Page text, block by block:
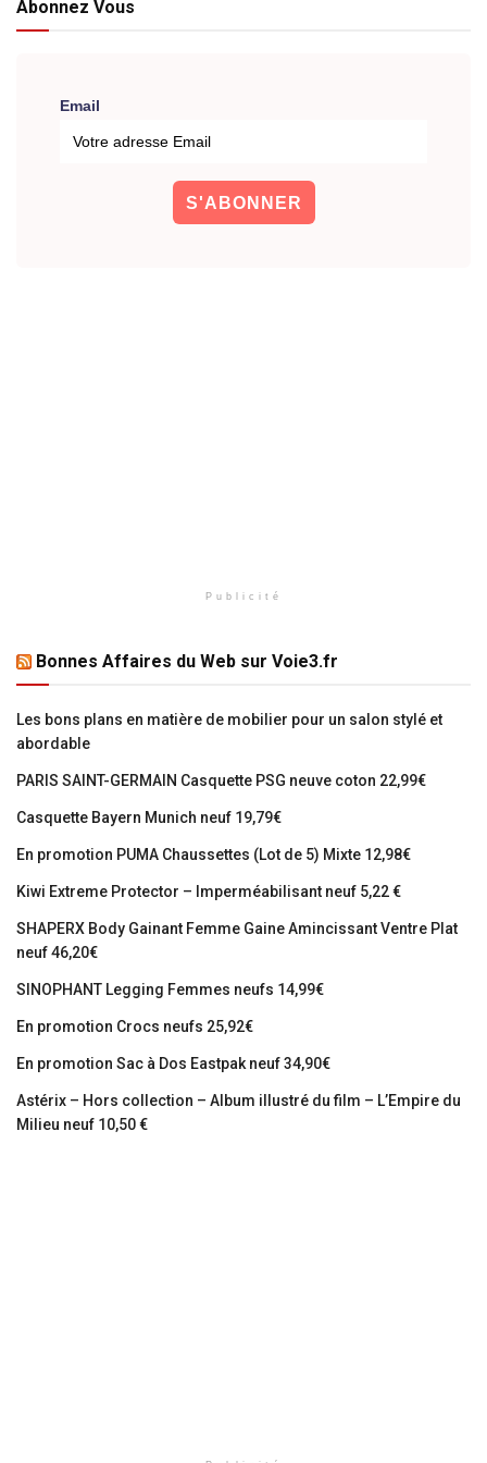
Abonnez Vous
Email
Publicité
Bonnes Affaires du Web sur Voie3.fr
Les bons plans en matière de mobilier pour un salon stylé et
abordable
PARIS SAINT-GERMAIN Casquette PSG neuve coton 22,99€
Casquette Bayern Munich neuf 19,79€
En promotion PUMA Chaussettes (Lot de 5) Mixte 12,98€
Kiwi Extreme Protector – Imperméabilisant neuf 5,22 €
SHAPERX Body Gainant Femme Gaine Amincissant Ventre Plat
neuf 46,20€
SINOPHANT Legging Femmes neufs 14,99€
En promotion Crocs neufs 25,92€
En promotion Sac à Dos Eastpak neuf 34,90€
Astérix – Hors collection – Album illustré du film – L’Empire du
Milieu neuf 10,50 €